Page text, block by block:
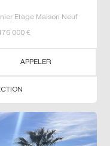
Etage Maison Neuf
000 €
APPELER